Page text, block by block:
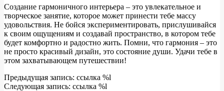
Создание гармоничного интерьера – это увлекательное и
творческое занятие, которое может принести тебе массу
удовольствия. Не бойся экспериментировать, прислушивайся
к своим ощущениям и создавай пространство, в котором тебе
будет комфортно и радостно жить. Помни, что гармония – это
не просто красивый дизайн, это состояние души. Удачи тебе в
этом захватывающем путешествии!
2025-
04-
Предыдущая запись: ссылка %l
Следующая запись: ссылка %l